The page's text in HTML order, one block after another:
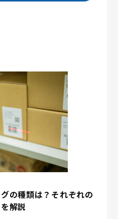
の種類は？それぞれの
解説